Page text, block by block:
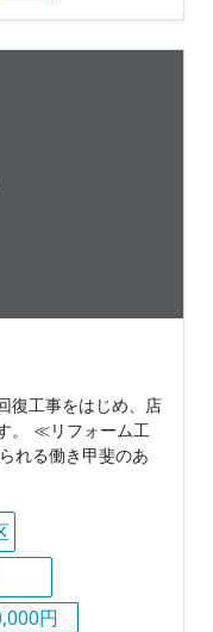
復工事をはじめ、店
。 ≪リフォーム工
れる働き甲斐のあ
円